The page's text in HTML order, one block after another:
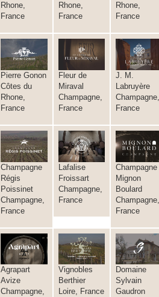
Rhone,
France
Rhone,
France
Rhone,
France
Pierre Gonon
Côtes du
Rhone,
France
Fleur de
Miraval
Champagne,
France
J. M.
Labruyère
France
Champagne
Régis
Poissinet
Champagne,
France
Lafalise
Froissart
Champagne,
France
Champagne
Mignon
Boulard
France
Agrapart
Avize
Champagne,
Vignobles
Berthier
Loire, France
Domaine
Sylvain
Gaudron